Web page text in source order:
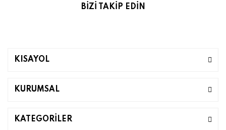
BİZİ TAKİP EDİN
KISAYOL
KURUMSAL
KATEGORİLER